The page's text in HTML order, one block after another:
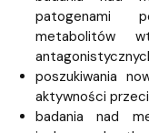
patogenami
metabolitów
poszukiwania
aktywności
badania nad